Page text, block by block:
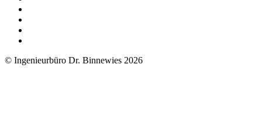
© Ingenieurbüro Dr. Binnewies 2026